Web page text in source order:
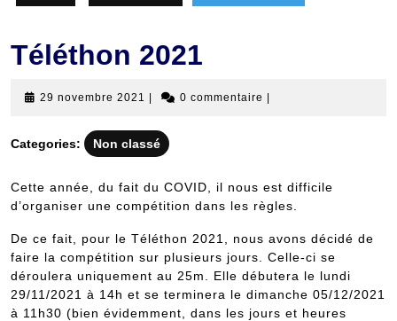
Téléthon 2021
29 novembre 2021 29
2021
0 commentaire
Categories: Non classé
Cette année, du fait du COVID, il nous est difficile
d’organiser une compétition dans les règles.
De ce fait, pour le Téléthon 2021, nous avons décidé de
faire la compétition sur plusieurs jours. Celle-ci se
déroulera uniquement au 25m. Elle débutera le lundi
29/11/2021 à 14h et se terminera le dimanche 05/12/2021
à 11h30 (bien évidemment, dans les jours et heures